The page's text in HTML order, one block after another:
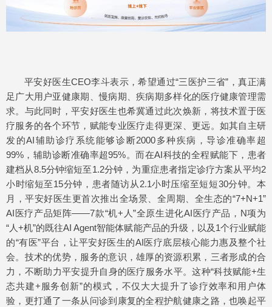
平安好医生CEO李斗表示，希望通过“三医护三省”，真正满
足广大用户亚健康期、慢病期、疾病期多样化的医疗健康管理需
求。与此同时，平安好医生也希冀通过此次焕新，将技术置于医
疗服务的各个环节，赋能专业医疗走得更深、更远。如其自主研
发的AI辅助诊疗系统能够诊断2000多种疾病，导诊准确率超
99%，辅助诊断准确率超95%。而在AI科技的全程赋能下，患者
建档从8.5分钟缩短至1.2分钟，为重症患者指定诊疗方案从平均2
小时缩短至15分钟，患者随访从2.1小时压缩至短短30分钟。本
月，平安好医生更首次推出全场景、全周期、全生态的“7+N+1”
AI医疗产品矩阵——7款“机+人”全原生进化AI医疗产品，N项为
“人+机”的既往AI Agent智能体赋能产品的升级，以及1个行业赋能
的“有医”平台，让平安好医生的AI医疗底层核心能力惠及整个社
会。技术的优势，服务的意识，雄厚的资源积累，三者形成的合
力，不断助力平安提升自身的医疗服务水平。这种“科技赋能+生
态共建+服务创新”的模式，不仅大大提升了诊疗效率和用户体
验，更打通了一条从问诊到康复的全程护航健康之路，也唤起平